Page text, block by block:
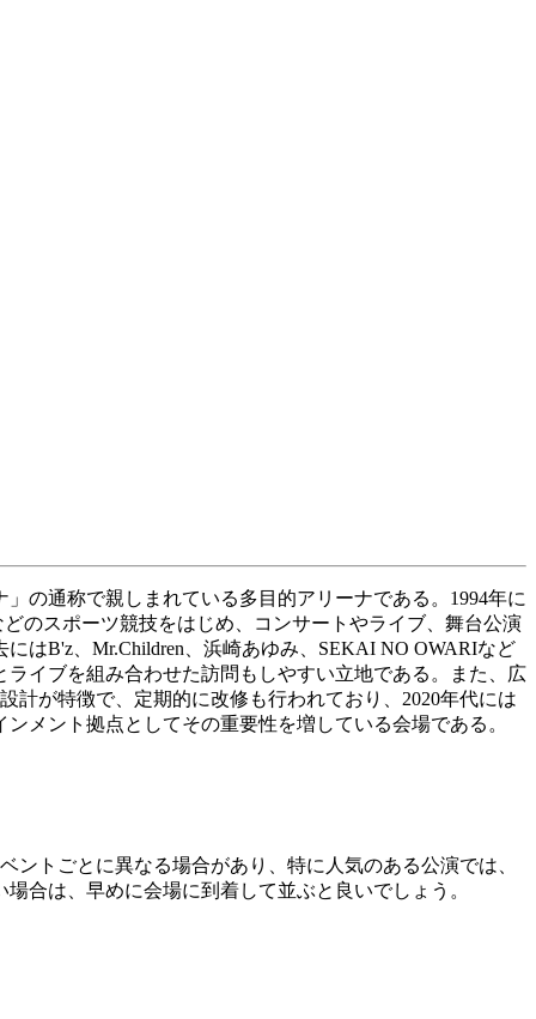
の通称で親しまれている多目的アリーナである。1994年に
のスポーツ競技をはじめ、コンサートやライブ、舞台公演
はB'z、Mr.Children、浜崎あゆみ、SEKAI NO OWARIなど
イブを組み合わせた訪問もしやすい立地である。また、広
計が特徴で、定期的に改修も行われており、2020年代には
メント拠点としてその重要性を増している会場である。
トごとに異なる場合があり、特に人気のある公演では、
合は、早めに会場に到着して並ぶと良いでしょう。